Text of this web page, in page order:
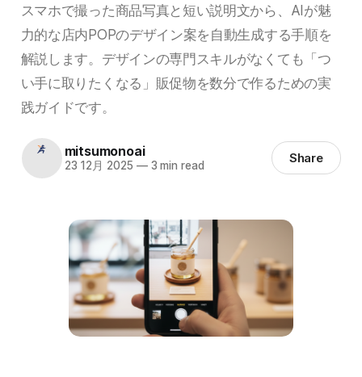
スマホで撮った商品写真と短い説明文から、AIが魅
力的な店内POPのデザイン案を自動生成する手順を
解説します。デザインの専門スキルがなくても「つ
い手に取りたくなる」販促物を数分で作るための実
践ガイドです。
mitsumonoai
23 12月 2025 —3 min read Share